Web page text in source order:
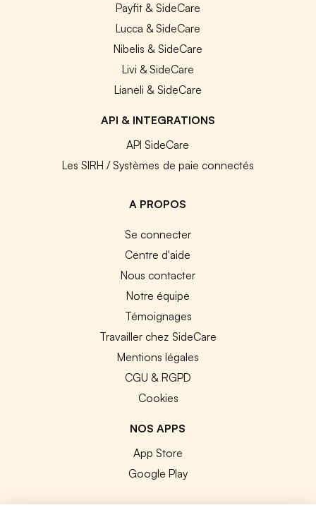
Payfit & SideCare
Lucca & SideCare
Nibelis & SideCare
Livi & SideCare
Lianeli & SideCare
API & INTEGRATIONS
API SideCare
Les SIRH / Systèmes de paie connectés
A PROPOS
Se connecter
Centre d'aide
Nous contacter
Notre équipe
Témoignages
Travailler chez SideCare
Mentions légales
CGU & RGPD
Cookies
NOS APPS
App Store
Google Play